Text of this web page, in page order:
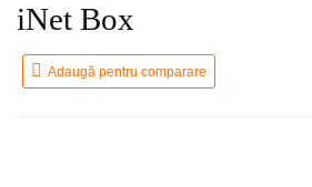
iNet Box
Adaugă pentru comparare